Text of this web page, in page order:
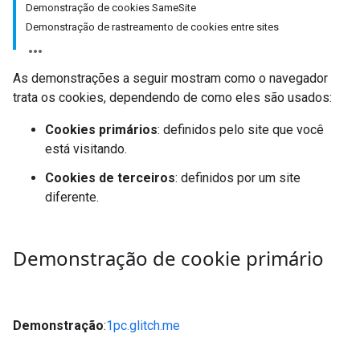
Demonstração de cookies SameSite
Demonstração de rastreamento de cookies entre sites
As demonstrações a seguir mostram como o navegador
trata os cookies, dependendo de como eles são usados:
Cookies primários: definidos pelo site que você
está visitando.
Cookies de terceiros: definidos por um site
diferente.
Demonstração de cookie primário
Demonstração:1pc.glitch.me